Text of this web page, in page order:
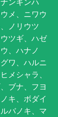
メ、ニワウ
ノリウツ
ツギ、ハゼ
、ハナノ
ワ、ハルニ
メシャラ、
ブナ、フヨ
キ、ボダイ
バノキ、マ